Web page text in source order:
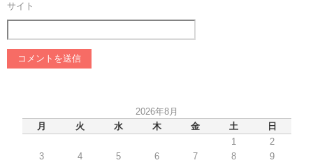
サイト
2026年8月
月
火 水 木 金 土 日
1
2
3
4 5 6 7 8
9